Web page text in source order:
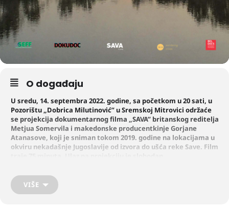
O događaju
U sredu, 14. septembra 2022. godine, sa početkom u 20 sati, u
Pozorištu „Dobrica Milutinović” u Sremskoj Mitrovici održaće
se projekcija dokumentarnog filma „SAVA” britanskog reditelja
Metjua Somervila i makedonske producentkinje Gorjane
Atanasove, koji je sniman tokom 2019. godine na lokacijama u
okviru nekadašnje Jugoslavije od izvora do ušća reke Save. Film
Films iz Makedonije i Hypermarket iz Češke, a predstavlja i poslednji
projekat slavne glumice Mire Furlan koja je napisala naraciju za film i
VIŠE